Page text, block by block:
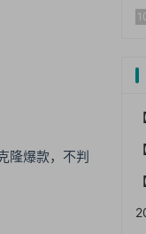
隆爆款，不判